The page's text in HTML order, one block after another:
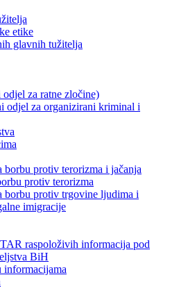
etike
glavnih tužitelja
za ratne zločine)
odjel za organizirani kriminal i
borbu protiv terorizma i jačanja
protiv terorizma
borbu protiv trgovine ljudima i
imigracije
raspoloživih informacija pod
BiH
informacijama